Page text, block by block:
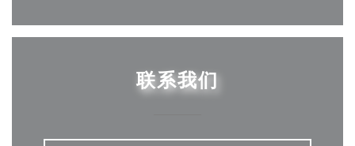
联系我们